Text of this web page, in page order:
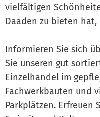
vielfältigen
Daaden zu bieten hat,
Informieren Sie sich
Sie unseren gut
Einzelhandel im
Fachwerkbauten und
Parkplätzen. Erfreuen